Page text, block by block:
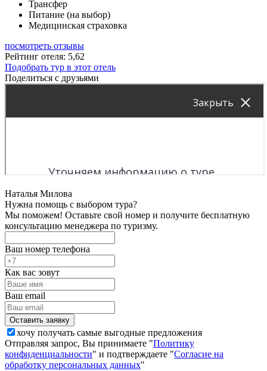
Трансфер
Питание (на выбор)
Медицинская страховка
посмотреть отзывы
Рейтинг отеля: 5,62
Подобрать тур в этот отель
Поделиться с друзьями
Наталья Милова
Нужна помощь с выбором тура?
Мы поможем! Оставьте свой номер и получите бесплатную
консультацию менеджера по туризму.
Ваш номер телефона
Как вас зовут
Ваш email
хочу получать самые выгодные предложения
Отправляя запрос, Вы принимаете "Политику
конфиденциальности" и подтверждаете "Согласие на
обработку персональных данных"